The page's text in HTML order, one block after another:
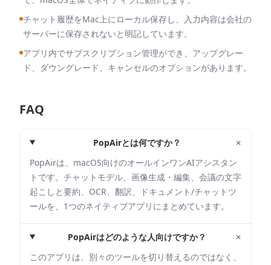
チャット履歴をMac上にローカル保存し、入力内容は会社の
サーバーに保存されないと明記しています。
アプリ内でサブスクリプション管理ができ、アップグレー
ド、ダウングレード、キャンセルのオプションがあります。
FAQ
PopAirとは何ですか？ +
PopAirは、macOS向けのオールインワンAIアシスタン
トです。チャットモデル、画像生成・編集、会議の文字
起こしと要約、OCR、翻訳、ドキュメント/チャットツ
ールを、1つのネイティブアプリにまとめています。
PopAirはどのような人向けですか？ +
このアプリは、別々のツールを切り替えるのではなく、